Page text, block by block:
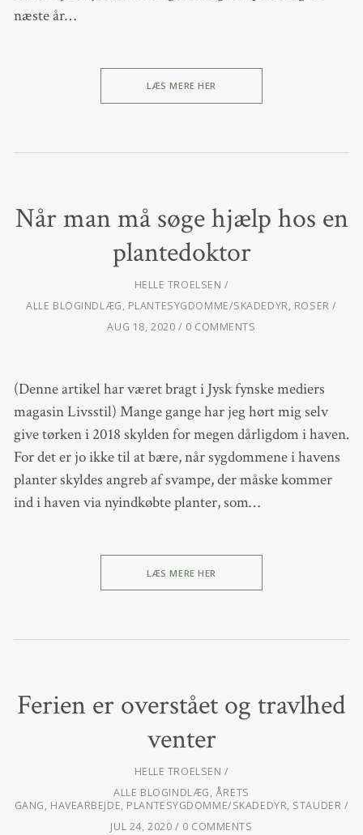
næste år…
LÆS MERE HER
Når man må søge hjælp hos en
plantedoktor
HELLE TROELSEN
ALLE BLOGINDLÆG, PLANTESYGDOMME/SKADEDYR, ROSER
AUG 18, 2020
0 COMMENTS
(Denne artikel har været bragt i Jysk fynske mediers
magasin Livsstil) Mange gange har jeg hørt mig selv
give tørken i 2018 skylden for megen dårligdom i haven.
For det er jo ikke til at bære, når sygdommene i havens
planter skyldes angreb af svampe, der måske kommer
ind i haven via nyindkøbte planter, som…
LÆS MERE HER
Ferien er overstået og travlhed
venter
HELLE TROELSEN
ALLE BLOGINDLÆG, ÅRETS
GANG, HAVEARBEJDE, PLANTESYGDOMME/SKADEDYR, STAUDER
JUL 24, 2020
0 COMMENTS